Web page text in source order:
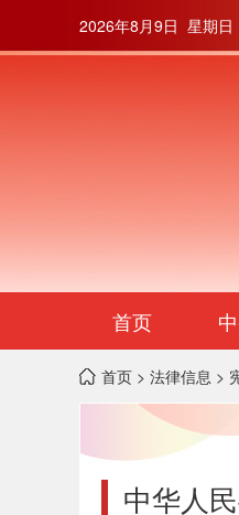
2026年8月9日 星期日
首页
首页 > 法律信息 >
中华人